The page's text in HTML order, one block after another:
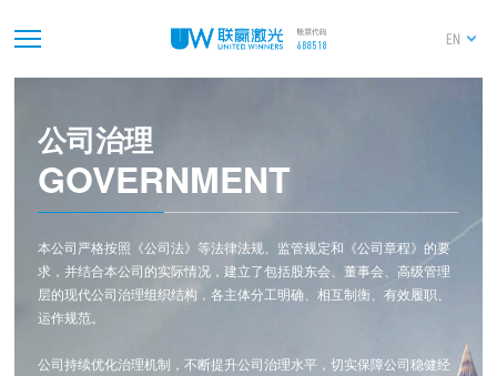
EN
公司治理
GOVERNMENT
本公司严格按照《公司法》等法律法规、监管规定和《公司章程》的要
求，并结合本公司的实际情况，建立了包括股东会、董事会、高级管理
层的现代公司治理组织结构，各主体分工明确、相互制衡、有效履职、
运作规范。
公司持续优化治理机制，不断提升公司治理水平，切实保障公司稳健经